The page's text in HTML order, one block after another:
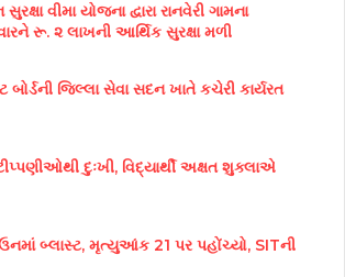
વીમા યોજના દ્વારા રાનવેરી ગામના
રૂ. ૨ લાખની આર્થિક સુરક્ષા મળી
જિલ્લા સેવા સદન ખાતે કચેરી કાર્યરત
ટીપ્પણીઓથી દુઃખી, વિદ્યાર્થી અક્ષત શુક્લાએ
બ્લાસ્ટ, મૃત્યુઆંક 21 પર પહોંચ્યો, SITની